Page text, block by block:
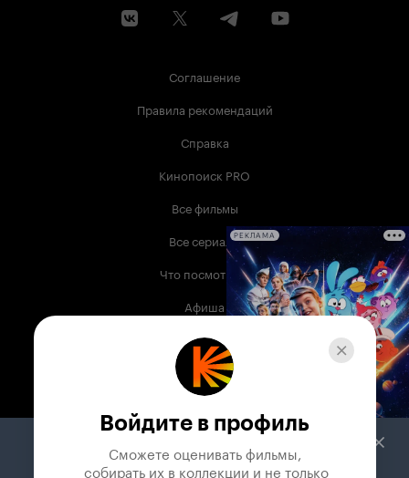
Соглашение
Правила рекомендаций
Справка
Кинопоиск PRO
Все фильмы
Все сериалы
Что посмотреть
Афиша
Музыка
Телепрограмма
Служба поддержки
РЕКЛАМА
Войдите в профиль
Сможете оценивать фильмы,
собирать их в коллекции и не только